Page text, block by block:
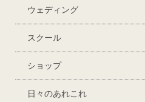
ウェディング
スクール
ショップ
日々のあれこれ